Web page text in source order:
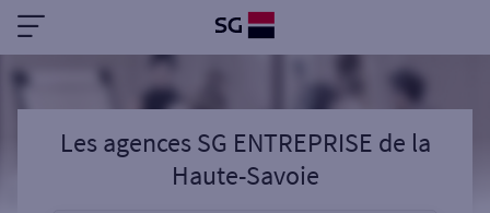
Les agences SG ENTREPRISE de la
Haute-Savoie